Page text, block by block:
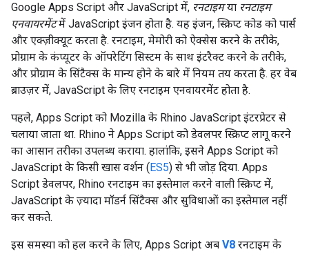
Google Apps Script और JavaScript में, रनटाइमया रनटाइम
एनवायरमेंटमें JavaScript इंजन होता है. यह इंजन, स्क्रिप्ट कोड को पार्स
और एक्ज़ीक्यूट करता है. रनटाइम, मेमोरी को ऐक्सेस करने के तरीके,
प्रोग्राम के कंप्यूटर के ऑपरेटिंग सिस्टम के साथ इंटरैक्ट करने के तरीके,
और प्रोग्राम के सिंटैक्स के मान्य होने के बारे में नियम तय करता है. हर वेब
ब्राउज़र में, JavaScript के लिए रनटाइम एनवायरमेंट होता है.
पहले, Apps Script को Mozilla के Rhino JavaScript इंटरप्रेटर से
चलाया जाता था. Rhino ने Apps Script को डेवलपर स्क्रिप्ट लागू करने
का आसान तरीका उपलब्ध कराया. हालांकि, इसने Apps Script को
JavaScript के किसी खास वर्शन (ES5) से भी जोड़ दिया. Apps
Script डेवलपर, Rhino रनटाइम का इस्तेमाल करने वाली स्क्रिप्ट में,
JavaScript के ज़्यादा मॉडर्न सिंटैक्स और सुविधाओं का इस्तेमाल नहीं
कर सकते.
इस समस्या को हल करने के लिए, Apps Script अब V8 रनटाइम के